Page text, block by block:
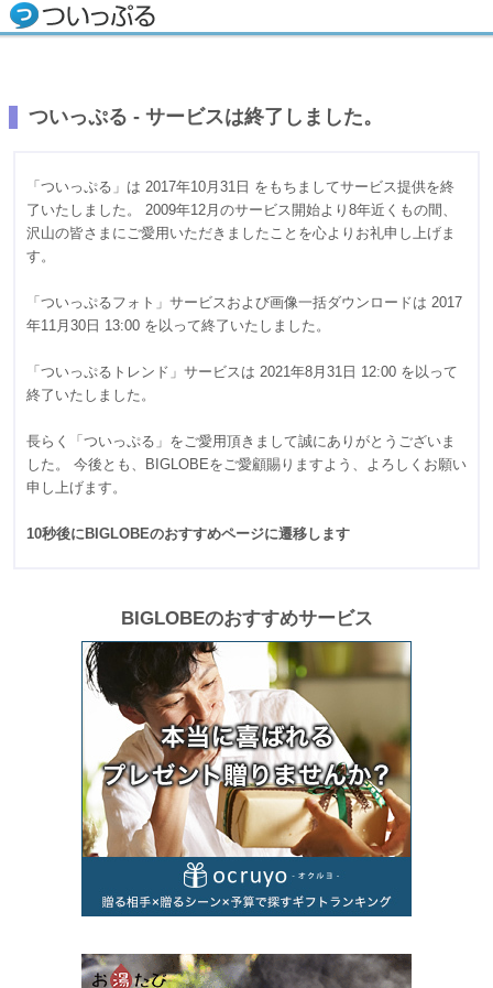
ついっぷる - サービスは終了しました。
「ついっぷる」は 2017年10月31日 をもちましてサービス提供を終
了いたしました。 2009年12月のサービス開始より8年近くもの間、
沢山の皆さまにご愛用いただきましたことを心よりお礼申し上げま
す。
「ついっぷるフォト」サービスおよび画像一括ダウンロードは 2017
年11月30日 13:00 を以って終了いたしました。
「ついっぷるトレンド」サービスは 2021年8月31日 12:00 を以って
終了いたしました。
長らく「ついっぷる」をご愛用頂きまして誠にありがとうございま
した。 今後とも、BIGLOBEをご愛顧賜りますよう、よろしくお願い
申し上げます。
10秒後にBIGLOBEのおすすめページに遷移します
BIGLOBEのおすすめサービス